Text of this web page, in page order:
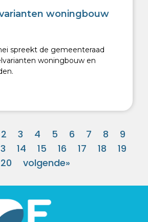
woningbouw
spreekt de gemeenteraad
woningbouw en
2 3 4 5 6 7 8
9
14 15 16 17 18
19
20
volgende»